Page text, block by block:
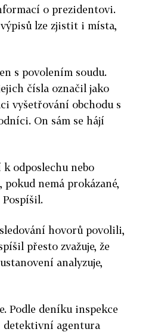
o prezidentovi.
lze zjistit i místa,
s povolením soudu.
čísla označil jako
vyšetřování obchodu s
On sám se hájí
k odposlechu nebo
nemá prokázané,
hovorů povolili,
přesto zvažuje, že
analyzuje,
Podle deníku inspekce
detektivní agentura